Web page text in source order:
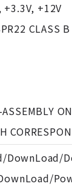
+3.3V, +12V
CLASS B